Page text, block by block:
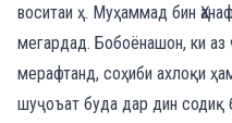
воситаи ҳ. Муҳаммад бин
мегардад. Бобоёнашон, ки
мерафтанд, соҳиби ахлоқи
шуҷоъат буда дар дин